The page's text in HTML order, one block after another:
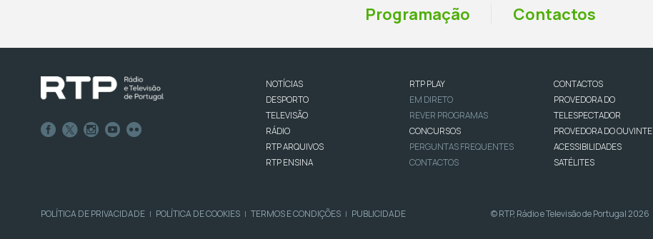
Programação Contactos
NOTÍCIAS
DESPORTO
TELEVISÃO
RÁDIO
RTP ARQUIVOS
RTP ENSINA
RTP PLAY
EM DIRETO
REVER PROGRAMAS
CONCURSOS
PERGUNTAS FREQUENTES
CONTACTOS
CONTACTOS
PROVEDORA DO
TELESPECTADOR
PROVEDORA DO OUVINTE
ACESSIBILIDADES
SATÉLITES
POLÍTICA DE PRIVACIDADE | POLÍTICA DE COOKIES | TERMOS E CONDIÇÕES | PUBLICIDADE © RTP, Rádio e Televisão de Portugal 2026